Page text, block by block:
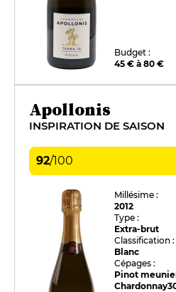
Budget :
45 € à 80 €
Apollonis
INSPIRATION DE SAISON
92/100
Millésime :
2012
Type :
Extra-brut
Classification :
Blanc
Cépages :
Pinot
Chardonnay